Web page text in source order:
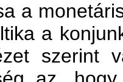
a
a
szerint